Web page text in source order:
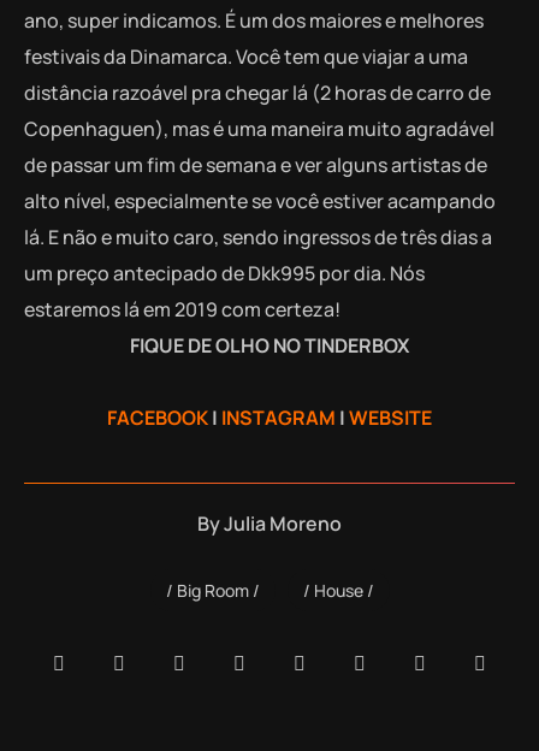
ano, super indicamos. É um dos maiores e melhores
festivais da Dinamarca. Você tem que viajar a uma
distância razoável pra chegar lá (2 horas de carro de
Copenhaguen), mas é uma maneira muito agradável
de passar um fim de semana e ver alguns artistas de
alto nível, especialmente se você estiver acampando
lá. E não e muito caro, sendo ingressos de três dias a
um preço antecipado de Dkk995 por dia. Nós
estaremos lá em 2019 com certeza!
FIQUE DE OLHO NO TINDERBOX
FACEBOOK| INSTAGRAM |WEBSITE
ByJulia Moreno
Big Room House